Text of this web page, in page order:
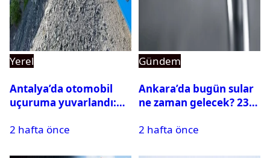
Yerel
Antalya’da otomobil
uçuruma yuvarlandı:
var
2 hafta önce
Gündem
Ankara’da bugün sular
ne zaman gelecek? 23
su kesintisi sorgulama
2 hafta önce